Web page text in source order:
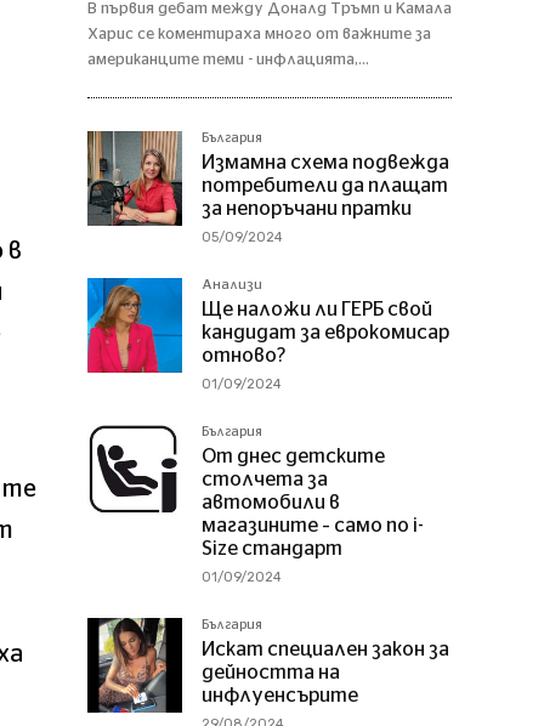
в
В първия дебат между Доналд Тръмп и Камала
Харис се коментираха много от важните за
американците теми - инфлацията,...
България
Измамна схема подвежда
потребители да плащат
за непоръчани пратки
05/09/2024
Анализи
Ще наложи ли ГЕРБ свой
кандидат за еврокомисар
отново?
01/09/2024
България
От днес детските
столчета за
автомобили в
магазините – само по i-
Size стандарт
01/09/2024
България
Искат специален закон за
дейността на
инфлуенсърите